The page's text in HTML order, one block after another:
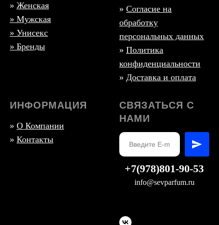
» Женская
» Мужская
» Унисекс
» Бренды
» Согласие на
обработку
персональных данных
» Политика
конфиденциальности
» Доставка и оплата
ИНФОРМАЦИЯ
» О Компании
» Контакты
СВЯЗАТЬСЯ С
НАМИ
+7(978)801-90-53
info@sevparfum.ru